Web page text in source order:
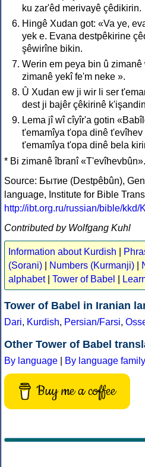
ku zar'êd merivayê çêdikirin.
Hingê Xudan got: «Va ye,
yek e. Evana destpêkirine
şêwirîne bikin.
Werin em peya bin û
zimanê yekî fe'm neke ».
Û Xudan ew ji wir li ser
dest ji bajêr çêkirinê
Lema jî wî cîyîr'a gotin
t'emamîya t'opa dinê
t'emamîya t'opa dinê bela
* Bi zimanê îbranî «T'evîhevbûn».
Source: Бытие (Destpêbûn),
language, Institute for Bible
http://ibt.org.ru/russian/bible/kkd/
Contributed by Wolfgang Kuhl
Information about Kurdish
(Sorani)
Numbers (Kurmanji)
alphabet| Tower of Babel
Tower of Babel in Iranian
Dari, Kurdish, Persian/Farsi,
Other Tower of Babel
By language By language family
Buy me a coffee